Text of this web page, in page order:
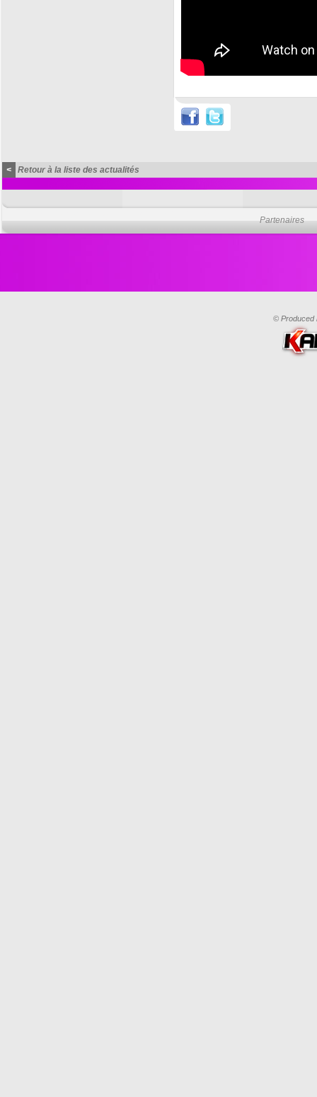
< Retour à la liste des actualités
Partenaires
© Produced